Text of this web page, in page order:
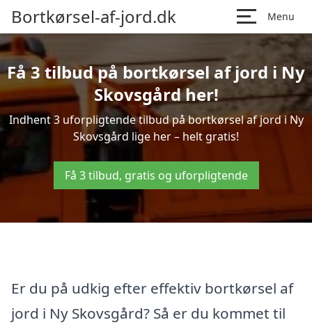
Bortkørsel-af-jord.dk Menu
Få 3 tilbud på bortkørsel af jord i Ny
Skovsgård her!
Indhent 3 uforpligtende tilbud på bortkørsel af jord i Ny
Skovsgård lige her – helt gratis!
Få 3 tilbud, gratis og uforpligtende
Er du på udkig efter effektiv bortkørsel af
jord i Ny Skovsgård? Så er du kommet til